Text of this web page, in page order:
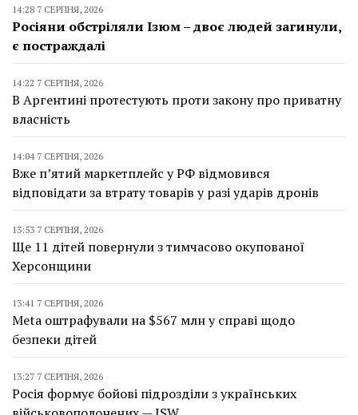
14:28 7 СЕРПНЯ, 2026
Росіяни обстріляли Ізюм – двоє людей загинули,
є постраждалі
14:22 7 СЕРПНЯ, 2026
В Аргентині протестують проти закону про приватну
власність
14:04 7 СЕРПНЯ, 2026
Вже п’ятий маркетплейс у РФ відмовився
відповідати за втрату товарів у разі ударів дронів
13:53 7 СЕРПНЯ, 2026
Ще 11 дітей повернули з тимчасово окупованої
Херсонщини
13:41 7 СЕРПНЯ, 2026
Meta оштрафували на $567 млн у справі щодо
безпеки дітей
13:27 7 СЕРПНЯ, 2026
Росія формує бойові підрозділи з українських